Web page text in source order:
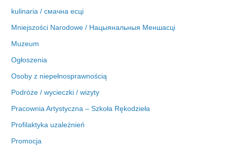
kulinaria / смачна есці
Mniejszości Narodowe / Нацыянальныя Меншасці
Muzeum
Ogłoszenia
Osoby z niepełnosprawnością
Podróże / wycieczki / wizyty
Pracownia Artystyczna – Szkoła Rękodzieła
Profilaktyka uzależnień
Promocja